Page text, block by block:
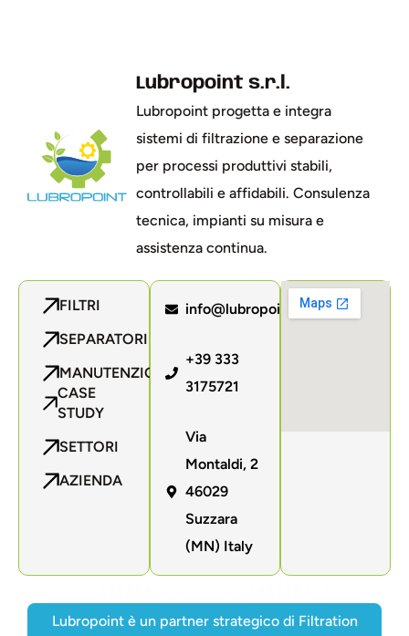
Lubropoint s.r.l.
Lubropoint progetta e integra
sistemi di filtrazione e separazione
per processi produttivi stabili,
controllabili e affidabili. Consulenza
tecnica, impianti su misura e
assistenza continua.
FILTRI
SEPARATORI
MANUTENZIONE
CASE
STUDY
SETTORI
AZIENDA
info@lubropoint.com
+39 333
3175721
Via
Montaldi, 2
46029
Suzzara
(MN) Italy
Lubropoint è un partner strategico di Filtration